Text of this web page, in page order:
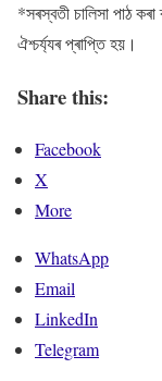
*সৰস্বতী চালিসা পাঠ
ঐশ্চৰ্য্যৰ প্ৰাপ্তি হয়।
Share this:
Facebook
X
More
WhatsApp
Email
LinkedIn
Telegram